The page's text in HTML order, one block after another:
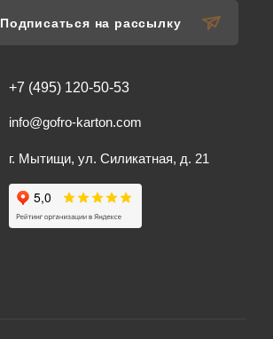
Подписаться на рассылку
+7 (495) 120-50-53
info@gofro-karton.com
г. Мытищи, ул. Силикатная, д. 21